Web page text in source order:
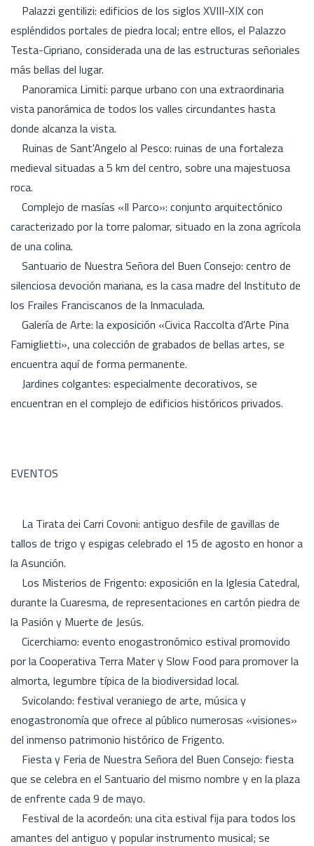
Palazzi gentilizi: edificios de los siglos XVIII-XIX con
espléndidos portales de piedra local; entre ellos, el Palazzo
Testa-Cipriano, considerada una de las estructuras señoriales
más bellas del lugar.
Panoramica Limiti: parque urbano con una extraordinaria
vista panorámica de todos los valles circundantes hasta
donde alcanza la vista.
Ruinas de Sant'Angelo al Pesco: ruinas de una fortaleza
medieval situadas a 5 km del centro, sobre una majestuosa
roca.
Complejo de masías «Il Parco»: conjunto arquitectónico
caracterizado por la torre palomar, situado en la zona agrícola
de una colina.
Santuario de Nuestra Señora del Buen Consejo: centro de
silenciosa devoción mariana, es la casa madre del Instituto de
los Frailes Franciscanos de la Inmaculada.
Galería de Arte: la exposición «Civica Raccolta d'Arte Pina
Famiglietti», una colección de grabados de bellas artes, se
encuentra aquí de forma permanente.
Jardines colgantes: especialmente decorativos, se
encuentran en el complejo de edificios históricos privados.
EVENTOS
La Tirata dei Carri Covoni: antiguo desfile de gavillas de
tallos de trigo y espigas celebrado el 15 de agosto en honor a
la Asunción.
Los Misterios de Frigento: exposición en la Iglesia Catedral,
durante la Cuaresma, de representaciones en cartón piedra de
la Pasión y Muerte de Jesús.
Cicerchiamo: evento enogastronómico estival promovido
por la Cooperativa Terra Mater y Slow Food para promover la
almorta, legumbre típica de la biodiversidad local.
Svicolando: festival veraniego de arte, música y
enogastronomía que ofrece al público numerosas «visiones»
del inmenso patrimonio histórico de Frigento.
Fiesta y Feria de Nuestra Señora del Buen Consejo: fiesta
que se celebra en el Santuario del mismo nombre y en la plaza
de enfrente cada 9 de mayo.
Festival de la acordeón: una cita estival fija para todos los
amantes del antiguo y popular instrumento musical; se